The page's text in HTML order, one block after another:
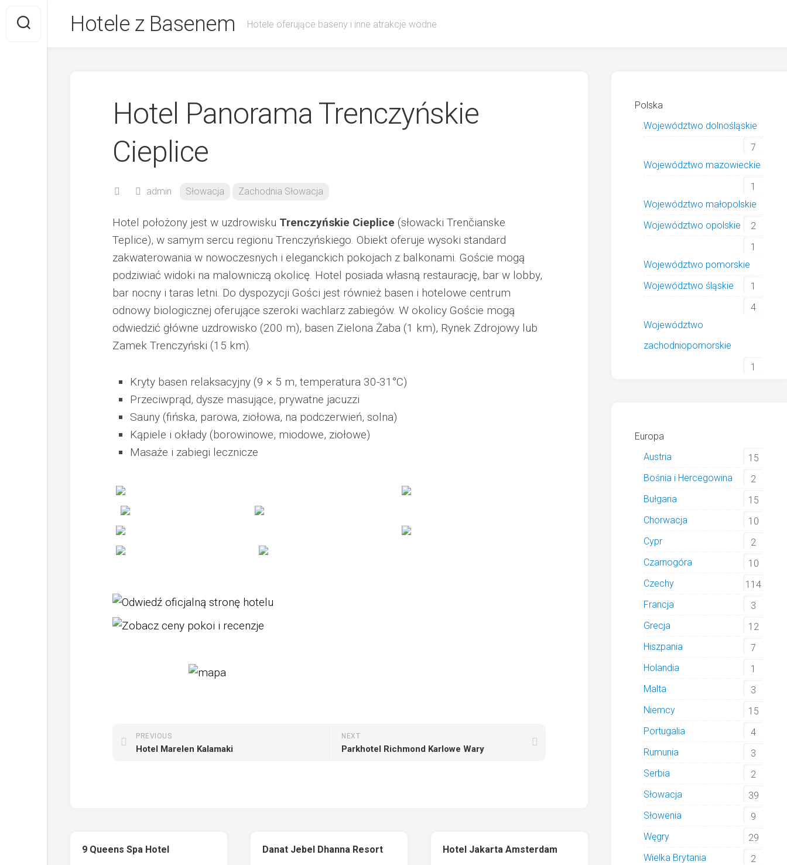
content
Hotele z Basenem Hotele oferujące baseny i inne atrakcje wodne
Hotel Panorama Trenczyńskie
Cieplice
admin Słowacja Zachodnia Słowacja
Hotel położony jest w uzdrowisku Trenczyńskie Cieplice (słowacki Trenčianske
Teplice), w samym sercu regionu Trenczyńskiego. Obiekt oferuje wysoki standard
zakwaterowania w nowoczesnych i eleganckich pokojach z balkonami. Goście mogą
podziwiać widoki na malowniczą okolicę. Hotel posiada własną restaurację, bar w lobby,
bar nocny i taras letni. Do dyspozycji Gości jest również basen i hotelowe centrum
odnowy biologicznej oferujące szeroki wachlarz zabiegów. W okolicy Goście mogą
odwiedzić główne uzdrowisko (200 m), basen Zielona Żaba (1 km), Rynek Zdrojowy lub
Zamek Trenczyński (15 km).
Kryty basen relaksacyjny (9 × 5 m, temperatura 30-31°C)
Przeciwprąd, dysze masujące, prywatne jacuzzi
Sauny (fińska, parowa, ziołowa, na podczerwień, solna)
Kąpiele i okłady (borowinowe, miodowe, ziołowe)
Masaże i zabiegi lecznicze
NEXT
Parkhotel Richmond Karlowe Wary
PREVIOUS
Hotel Marelen Kalamaki
9 Queens Spa Hotel Danat Jebel Dhanna Resort Hotel Jakarta Amsterdam
Polska
Województwo dolnośląskie
7
Województwo mazowieckie
1
Województwo małopolskie
2
Województwo opolskie
1
Województwo pomorskie
1
Województwo śląskie
4
Województwo
zachodniopomorskie
1
Europa
Austria
15
Bośnia i Hercegowina
2
Bułgaria
15
Chorwacja
10
Cypr
2
Czarnogóra
10
Czechy
114
Francja
3
Grecja
12
Hiszpania
7
Holandia
1
Malta
3
Niemcy
15
Portugalia
4
Rumunia
3
Serbia
2
Słowacja
39
Słowenia
9
Węgry
29
Wielka Brytania
2